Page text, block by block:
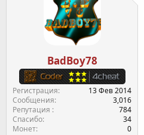
BadBoy78
Регистрация
13 Фев 2014
Сообщения
3,016
Репутация
784
Спасибо
34
Монет
0